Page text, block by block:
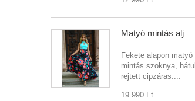
Matyó mintás alj
Fekete alapon matyó
mintás szoknya, hátul
rejtett cipzáras....
19 990 Ft‎